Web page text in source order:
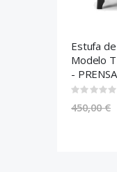
Estufa
Modelo
-
Rating:
0%
450,00 €